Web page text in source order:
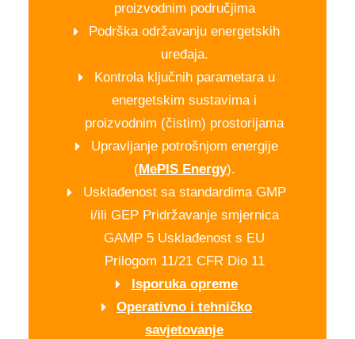
proizvodnim područjima
Podrška održavanju energetskih
uređaja.
Kontrola ključnih parametara u
energetskim sustavima i
proizvodnim (čistim) prostorijama
Upravljanje potrošnjom energije
(MePIS Energy).
Usklađenost sa standardima GMP
i/ili GEP Pridržavanje smjernica
GAMP 5 Usklađenost s EU
Prilogom 11/21 CFR Dio 11
Isporuka opreme
Operativno i tehničko
savjetovanje